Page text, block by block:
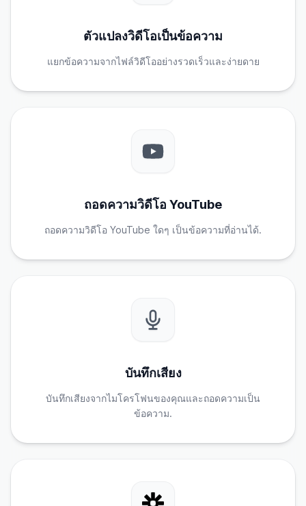
ตัวแปลงวิดีโอเป็นข้อความ
แยกข้อความจากไฟล์วิดีโออย่างรวดเร็วและง่ายดาย
ถอดความวิดีโอ YouTube
ถอดความวิดีโอ YouTube ใดๆ เป็นข้อความที่อ่านได้.
บันทึกเสียง
บันทึกเสียงจากไมโครโฟนของคุณและถอดความเป็น
ข้อความ.